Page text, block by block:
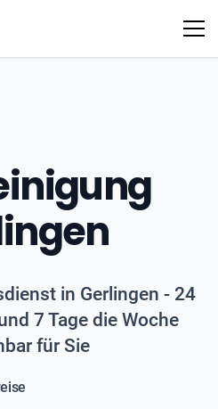
in Gerlingen - 24
7 Tage die Woche
für Sie